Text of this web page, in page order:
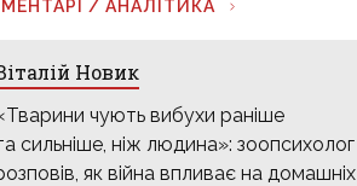
/ АНАЛІТИКА
Новик
чують вибухи раніше
сильніше, ніж людина»: зоопсихолог
як війна впливає на домашніх